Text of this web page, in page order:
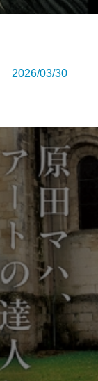
2026/03/30